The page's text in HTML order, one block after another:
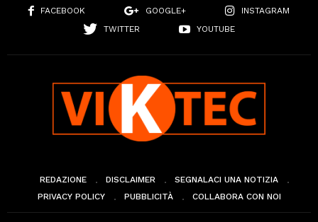
FACEBOOK GOOGLE+
INSTAGRAM
TWITTER
YOUTUBE
REDAZIONE DISCLAIMER
SEGNALACI UNA NOTIZIA
PRIVACY POLICY
PUBBLICITÀ COLLABORA CON NOI